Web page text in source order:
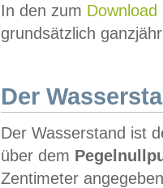
In den zum Download
grundsätzlich
Der
Der Wasserstand ist
über dem
Zentimeter